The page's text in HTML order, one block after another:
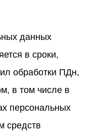
данных
в сроки,
обработки ПДн,
в том числе в
персональных
средств